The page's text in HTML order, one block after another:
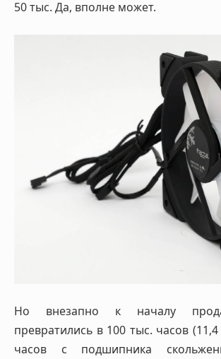
50 тыс. Да, вполне может.
Но внезапно к началу
превратились в 100 тыс. часов
часов с подшипника